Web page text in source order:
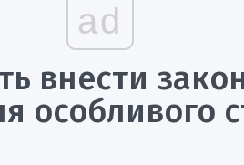
ad
внести
особливого